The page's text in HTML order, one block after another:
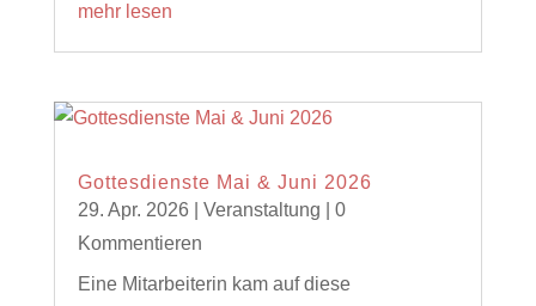
mehr lesen
Gottesdienste Mai & Juni 2026
29. Apr. 2026
Veranstaltung | 0
Kommentieren
Eine Mitarbeiterin kam auf diese